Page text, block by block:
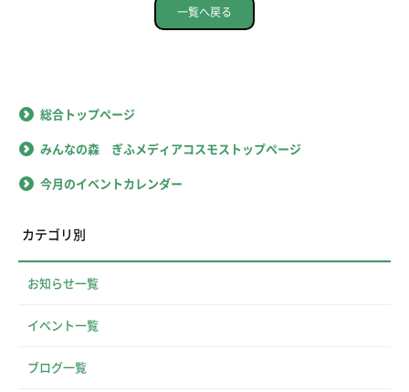
一覧へ戻る
総合トップページ
みんなの森 ぎふメディアコスモストップページ
今月のイベントカレンダー
カテゴリ別
お知らせ一覧
イベント一覧
ブログ一覧